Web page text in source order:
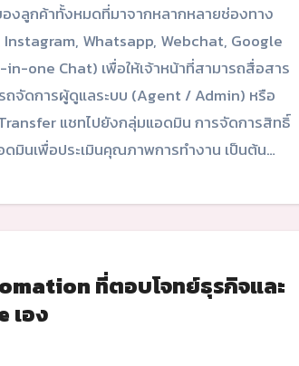
Instagram, Whatsapp, Webchat, Google
one Chat) เพื่อให้เจ้าหน้าที่สามารถสื่อสาร
ถจัดการผู้ดูแลระบบ (Agent / Admin) หรือ
แชทไปยังกลุ่มแอดมิน การจัดการสิทธิ์
มินเพื่อประเมินคุณภาพการทำงาน เป็นต้น…
ที่ตอบโจทย์ธุรกิจและ
เอง